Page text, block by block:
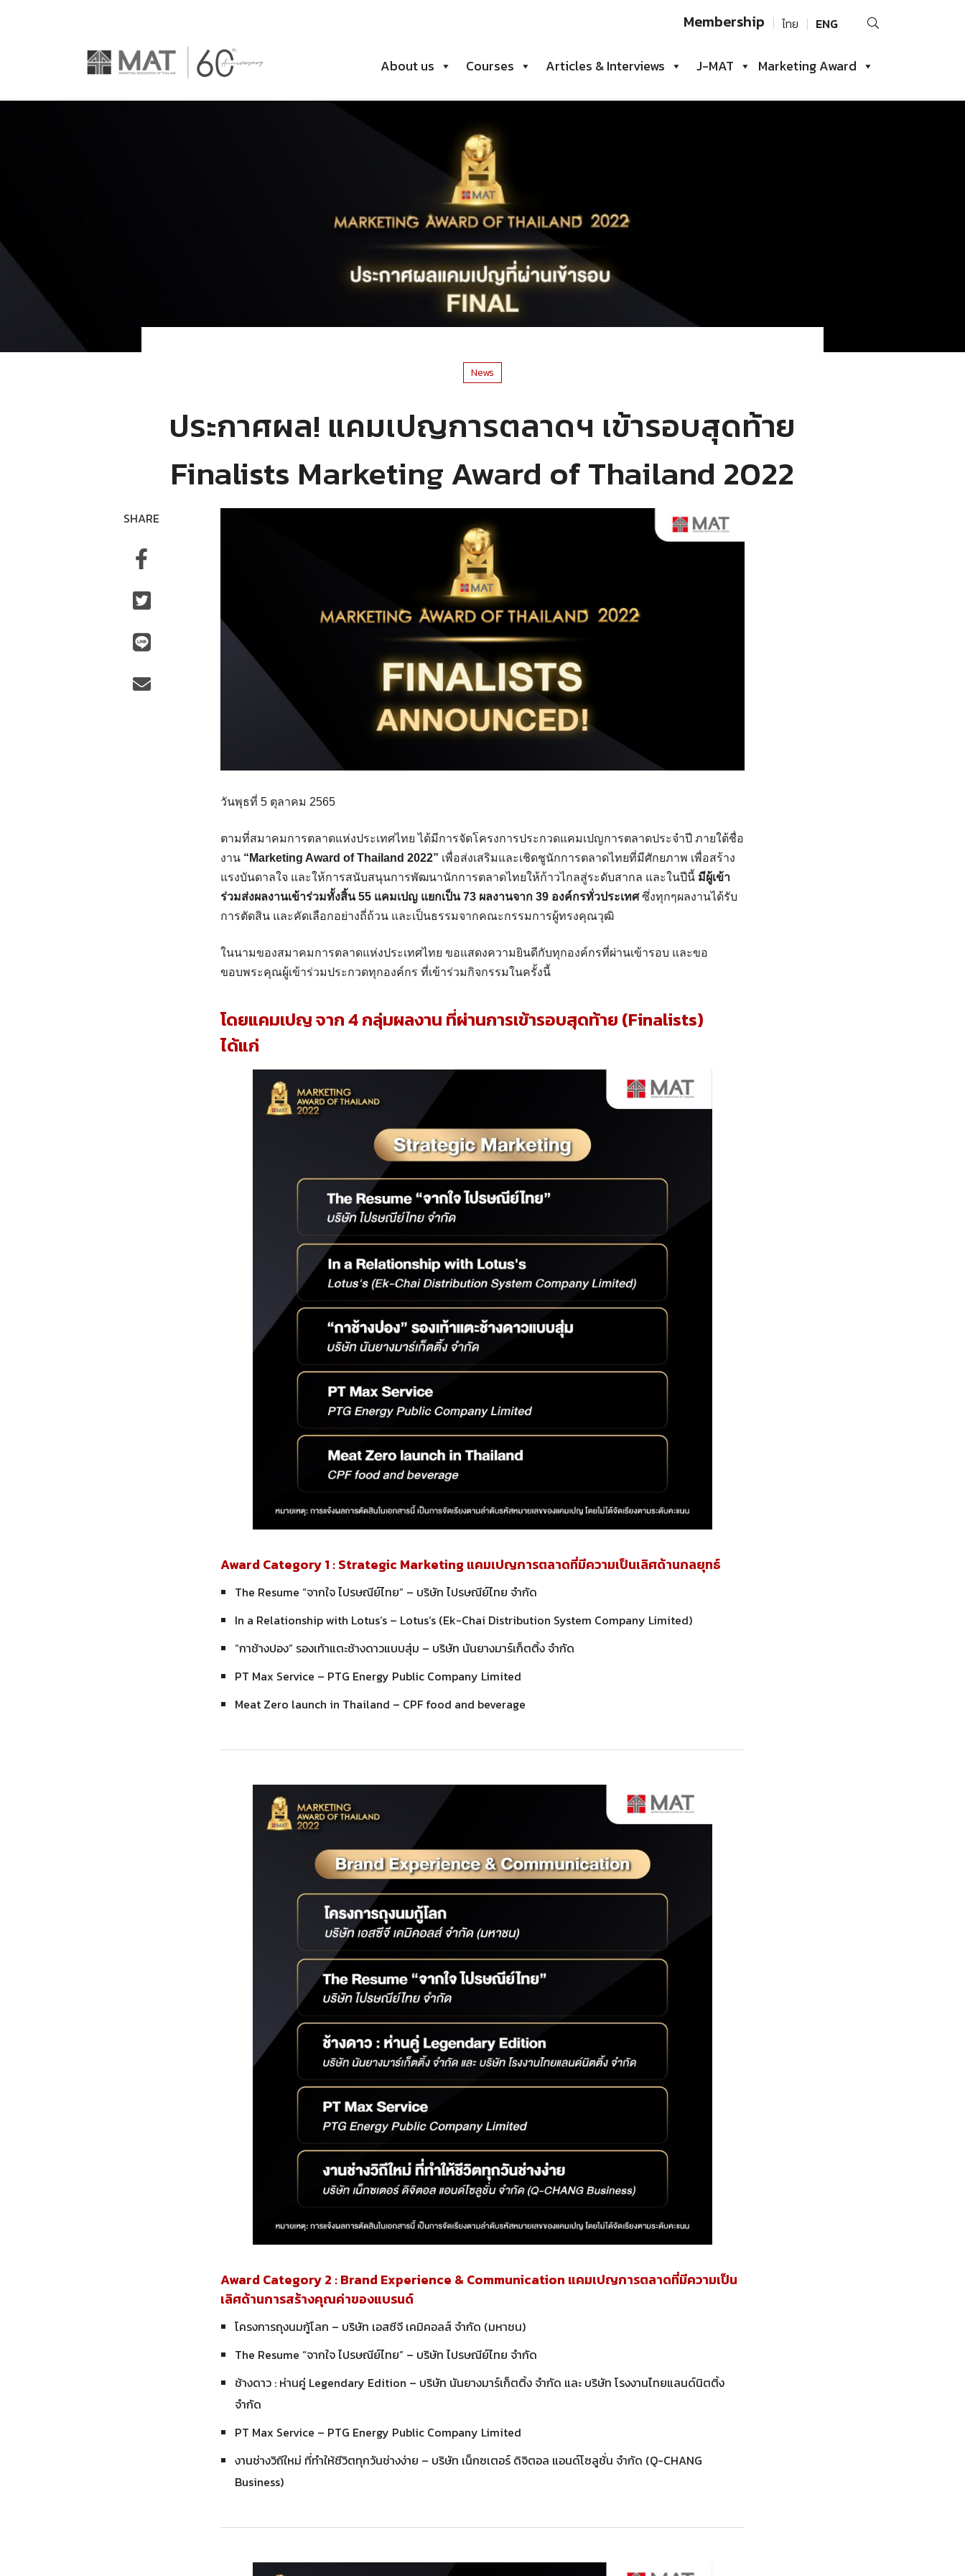
Membership ไทย ENG
Search
About us
Courses Articles & Interviews J-MAT Marketing Award
News
ประกาศผล! แคมเปญการตลาดฯ เข้ารอบสุดท้าย
Finalists Marketing Award of Thailand 2022
SHARE
วันพุธที่ 5 ตุลาคม 2565
ตามที่สมาคมการตลาดแห่งประเทศไทย ได้มีการจัดโครงการประกวดแคมเปญการตลาดประจำปี ภายใต้ชื่อ
งาน “Marketing Award of Thailand 2022” เพื่อส่งเสริมและเชิดชูนักการตลาดไทยที่มีศักยภาพ เพื่อสร้าง
แรงบันดาลใจ และให้การสนับสนุนการพัฒนานักการตลาดไทยให้ก้าวไกลสู่ระดับสากล และในปีนี้ มีผู้เข้า
ร่วมส่งผลงานเข้าร่วมทั้งสิ้น 55 แคมเปญ แยกเป็น 73 ผลงานจาก 39 องค์กรทั่วประเทศซึ่งทุกๆผลงานได้รับ
การตัดสิน และคัดเลือกอย่างถี่ถ้วน และเป็นธรรมจากคณะกรรมการผู้ทรงคุณวุฒิ
ในนามของสมาคมการตลาดแห่งประเทศไทย ขอแสดงความยินดีกับทุกองค์กรที่ผ่านเข้ารอบ และขอ
ขอบพระคุณผู้เข้าร่วมประกวดทุกองค์กร ที่เข้าร่วมกิจกรรมในครั้งนี้
โดยแคมเปญ จาก 4 กลุ่มผลงาน ที่ผ่านการเข้ารอบสุดท้าย (Finalists)
ได้แก่
Award Category 1 : Strategic Marketing แคมเปญการตลาดที่มีความเป็นเลิศด้านกลยุทธ์
The Resume “จากใจ ไปรษณีย์ไทย” – บริษัท ไปรษณีย์ไทย จำกัด
In a Relationship with Lotus’s – Lotus’s (Ek-Chai Distribution System Company Limited)
“กาช้างปอง” รองเท้าแตะช้างดาวแบบสุ่ม – บริษัท นันยางมาร์เก็ตติ้ง จำกัด
PT Max Service – PTG Energy Public Company Limited
Meat Zero launch in Thailand – CPF food and beverage
Award Category 2 : Brand Experience & Communication แคมเปญการตลาดที่มีความเป็น
เลิศด้านการสร้างคุณค่าของแบรนด์
โครงการถุงนมกู้โลก – บริษัท เอสซีจี เคมิคอลส์ จำกัด (มหาชน)
The Resume “จากใจ ไปรษณีย์ไทย” – บริษัท ไปรษณีย์ไทย จำกัด
ช้างดาว : ห่านคู่ Legendary Edition – บริษัท นันยางมาร์เก็ตติ้ง จำกัด และ บริษัท โรงงานไทยแลนด์นิตติ้ง
จำกัด
PT Max Service – PTG Energy Public Company Limited
งานช่างวิถีใหม่ ที่ทำให้ชีวิตทุกวันช่างง่าย – บริษัท เน็กซเตอร์ ดิจิตอล แอนด์โซลูชั่น จำกัด (Q-CHANG
Business)